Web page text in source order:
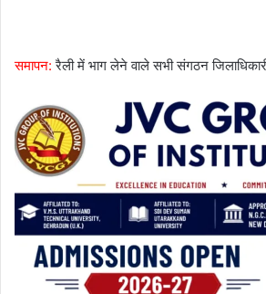
समापन: रैली में भाग लेने वाले सभी संगठन